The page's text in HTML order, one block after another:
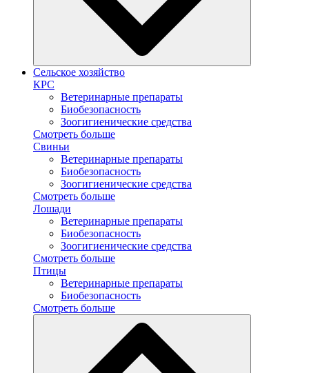
Сельское хозяйство
КРС
Ветеринарные препараты
Биобезопасность
Зоогигиенические средства
Смотреть больше
Свиньи
Ветеринарные препараты
Биобезопасность
Зоогигиенические средства
Смотреть больше
Лошади
Ветеринарные препараты
Биобезопасность
Зоогигиенические средства
Смотреть больше
Птицы
Ветеринарные препараты
Биобезопасность
Смотреть больше